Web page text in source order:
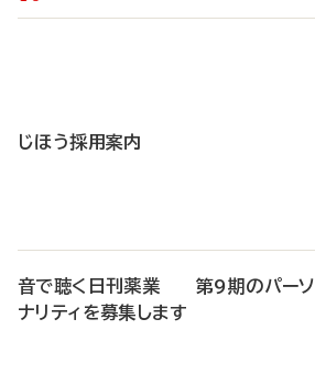
じほう採用案内
音で聴く日刊薬業 第9期のパーソ
ナリティを募集します